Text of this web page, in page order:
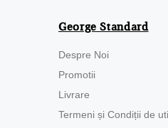
George Standard
Despre Noi
Promotii
Livrare
Termeni și Condiții de